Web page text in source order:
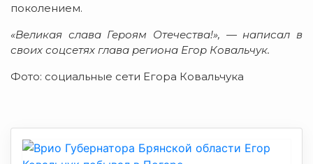
поколением.
«Великая слава Героям Отечества!», — написал в
своих соцсетях глава региона Егор Ковальчук.
Фото: социальные сети Егора Ковальчука